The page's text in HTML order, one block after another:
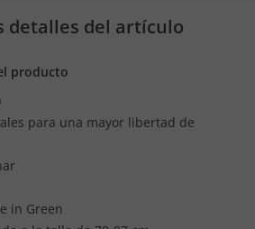
detalles del artículo
producto
para una mayor libertad de
in Green